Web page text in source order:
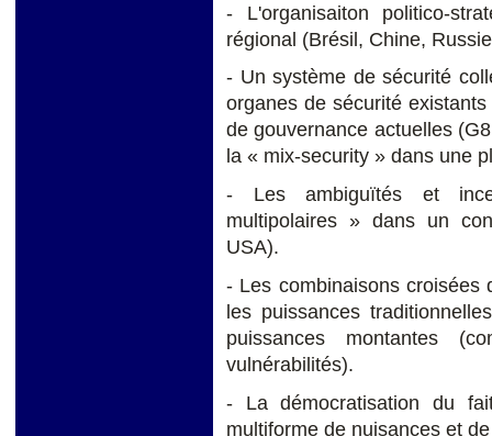
- L'organisaiton politico-
régional (Brésil, Chine,
- Un système de sécurité
organes de sécurité
de gouvernance actuelles
la « mix-security » dans une
- Les ambiguïtés et
multipolaires » dans un
USA).
- Les combinaisons croisées
les puissances
puissances montantes
vulnérabilités).
- La démocratisation du
multiforme de nuisances et